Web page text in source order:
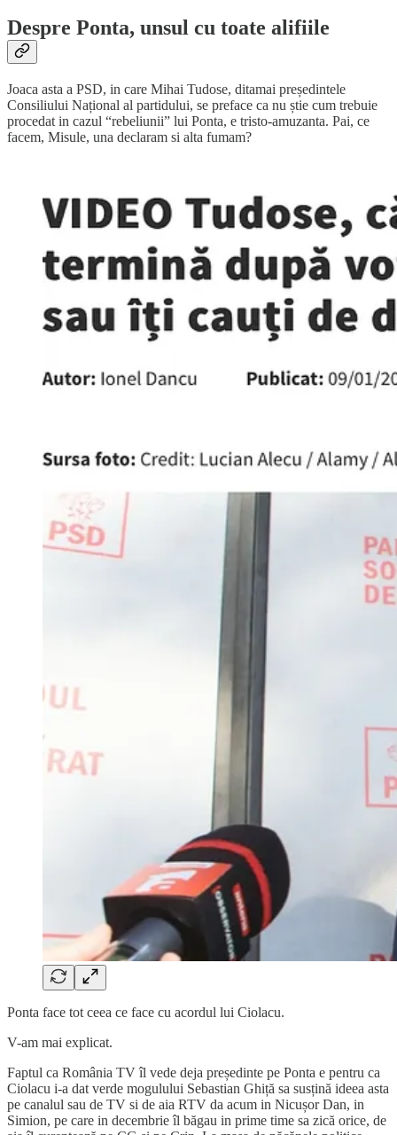
Despre Ponta, unsul cu toate alifiile
Joaca asta a PSD, in care Mihai Tudose, ditamai președintele
Consiliului Național al partidului, se preface ca nu știe cum trebuie
procedat in cazul “rebeliunii” lui Ponta, e tristo-amuzanta. Pai, ce
facem, Misule, una declaram si alta fumam?
Ponta face tot ceea ce face cu acordul lui Ciolacu.
V-am mai explicat.
Faptul ca România TV îl vede deja președinte pe Ponta e pentru ca
Ciolacu i-a dat verde mogulului Sebastian Ghiță sa susțină ideea asta
pe canalul sau de TV si de aia RTV da acum in Nicușor Dan, in
Simion, pe care in decembrie îl băgau in prime time sa zică orice, de